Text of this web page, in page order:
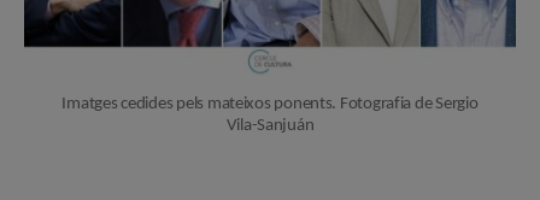
Imatges cedides pels mateixos ponents. Fotografia de Sergio
Vila-Sanjuán